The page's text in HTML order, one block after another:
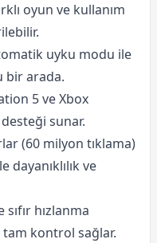
oyun ve kullanım
uyku modu ile
bir arada.
5 ve Xbox
sunar.
(60 milyon tıklama)
dayanıklılık ve
hızlanma
kontrol sağlar.